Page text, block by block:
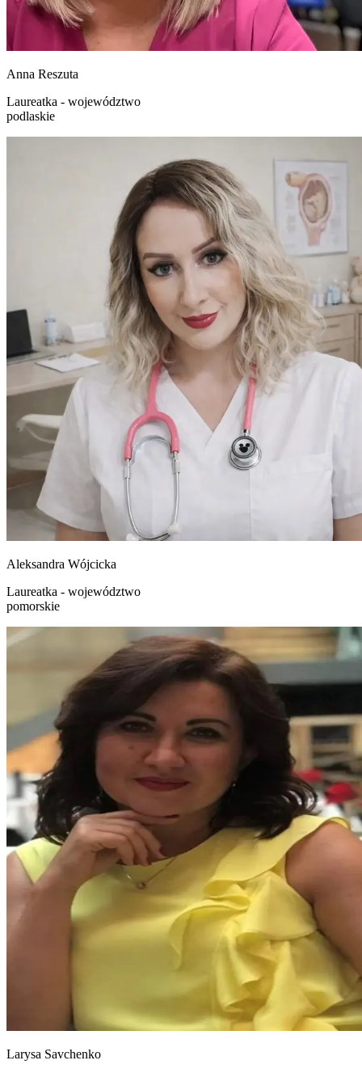
Anna Reszuta
Laureatka - województwo
podlaskie
Aleksandra Wójcicka
Laureatka - województwo
pomorskie
Larysa Savchenko